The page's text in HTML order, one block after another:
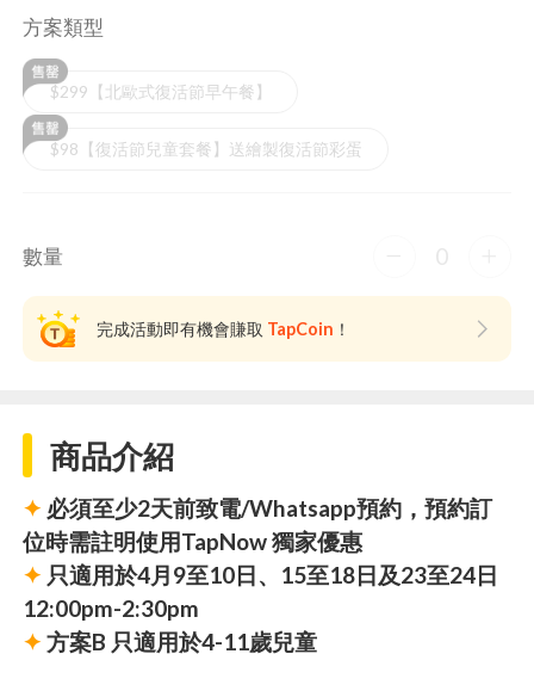
方案類型
$299【北歐式復活節早午餐】
$98【復活節兒童套餐】送繪製復活節彩蛋
數量 0
完成活動即有機會賺取 TapCoin ！
商品介紹
✦ 必須至少2天前致電/Whatsapp預約，預約訂
位時需註明使用TapNow 獨家優惠
✦ 只適用於4月9至10日、15至18日及23至24日
12:00pm-2:30pm
✦ 方案B 只適用於4-11歲兒童